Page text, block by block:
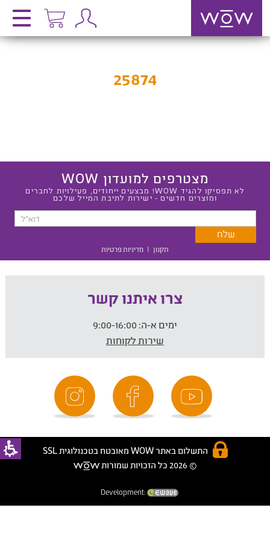
25874
מצטרפים למועדון WOW
לא תפסיקו להגיד WOW! מבצעים ייחודים, פעילויות לחברים
ומוצרים חדשים - ישירות לתיבת המייל שלכם
תקנון | מדיניות פרטיות
צרו איתנו קשר
ימים א-ה:
שירות לקוחות
התשלום באתר WOW מאובטח בטכנולוגית SSL
© 2026 כל הזכויות שמורות
Development: